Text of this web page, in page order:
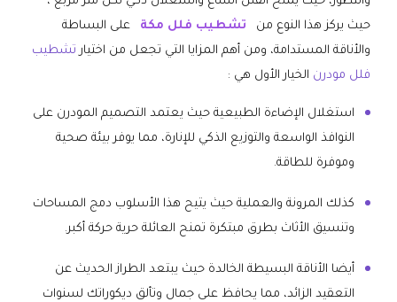
حيث يركز هذا النوع من
تشطيب فلل مكة
على البساطة
والأناقة المستدامة، ومن أهم المزايا التي تجعل من اختيار تشطيب
فلل مودرن الخيار الأول هي :
​استغلال الإضاءة الطبيعية حيث يعتمد التصميم المودرن على
النوافذ الواسعة والتوزيع الذكي للإنارة، مما يوفر بيئة صحية
وموفرة للطاقة.
​كذلك المرونة والعملية حيث يتيح هذا الأسلوب دمج المساحات
وتنسيق الأثاث بطرق مبتكرة تمنح العائلة حرية حركة أكبر.
​أيضا الأناقة البسيطة الخالدة حيث يبتعد الطراز الحديث عن
التعقيد الزائد، مما يحافظ على جمال وتألق ديكوراتك لسنوات